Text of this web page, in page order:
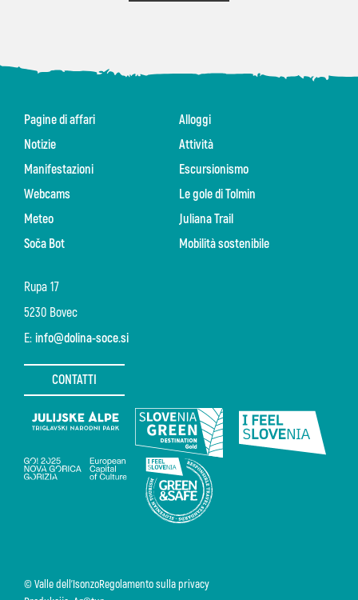
Rupa 17
5230 Bovec
E: info@dolina-soce.si
CONTATTI
Pagine di affari
Notizie
Manifestazioni
Webcams
Meteo
Soča Bot
Alloggi
Attività
Escursionismo
Le gole di Tolmin
Juliana Trail
Mobilità sostenibile
© Valle dell'IsonzoRegolamento sulla privacy